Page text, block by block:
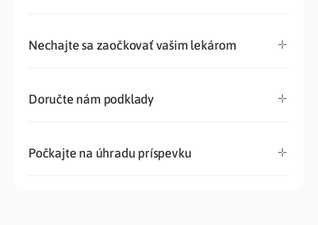
Nechajte sa zaočkovať vašim lekárom
Doručte nám podklady
Počkajte na úhradu príspevku